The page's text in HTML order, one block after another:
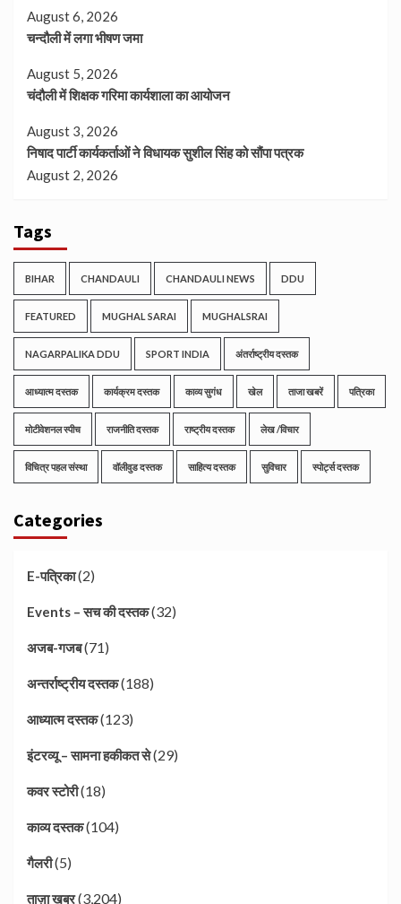
August 6, 2026
चन्दौली में लगा भीषण जमा
August 5, 2026
चंदौली में शिक्षक गरिमा कार्यशाला का आयोजन
August 3, 2026
निषाद पार्टी कार्यकर्ताओं ने विधायक सुशील सिंह को सौंपा पत्रक
August 2, 2026
Tags
BIHAR CHANDAULI CHANDAULI NEWS DDU
FEATURED MUGHAL SARAI MUGHALSRAI
NAGARPALIKA DDU SPORT INDIA अंतर्राष्ट्रीय दस्तक
आध्यात्म दस्तक कार्यक्रम दस्तक काव्य सुगंध खेल ताजा खबरें पत्रिका
मोटीवेशनल स्पीच राजनीति दस्तक राष्ट्रीय दस्तक लेख /विचार
विचित्र पहल संस्था वॉलीवुड दस्तक साहित्य दस्तक सुविचार स्पोर्ट्स दस्तक
Categories
E-पत्रिका(2)
Events – सच की दस्तक(32)
अजब-गजब(71)
अन्तर्राष्ट्रीय दस्तक(188)
आध्यात्म दस्तक(123)
इंटरव्यू – सामना हकीकत से(29)
कवर स्टोरी(18)
काव्य दस्तक(104)
गैलरी(5)
ताज़ा खबर(3,204)